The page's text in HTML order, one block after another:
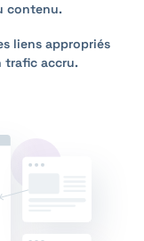
contenu.
liens appropriés
trafic accru.